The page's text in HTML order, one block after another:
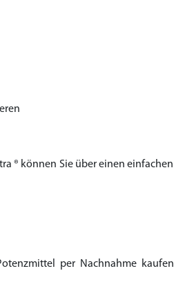
® können Sie über einen einfachen
per Nachnahme kaufen